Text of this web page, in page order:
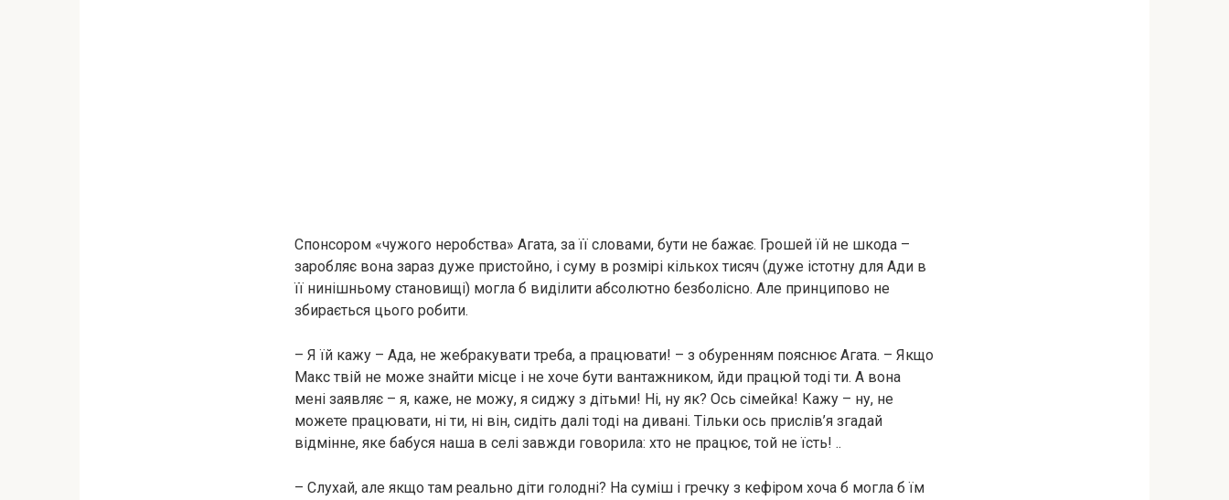
Спонсором «чужого неробства» Агата, за її словами, бути не бажає. Грошей їй не шкода –
заробляє вона зараз дуже пристойно, і суму в розмірі кількох тисяч (дуже істотну для Ади в
її нинішньому становищі) могла б виділити абсолютно безболісно. Але принципово не
збирається цього робити.
– Я їй кажу – Ада, не жебракувати треба, а працювати! – з обуренням пояснює Агата. – Якщо
Макс твій не може знайти місце і не хоче бути вантажником, йди працюй тоді ти. А вона
мені заявляє – я, каже, не можу, я сиджу з дітьми! Ні, ну як? Ось сімейка! Кажу – ну, не
можете працювати, ні ти, ні він, сидіть далі тоді на дивані. Тільки ось прислів’я згадай
відмінне, яке бабуся наша в селі завжди говорила: хто не працює, той не їсть! ..
– Слухай, але якщо там реально діти голодні? На суміш і гречку з кефіром хоча б могла б їм